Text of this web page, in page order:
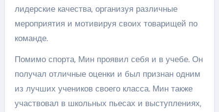
лидерские качества, организуя различные
мероприятия и мотивируя своих товарищей по
команде.
Помимо спорта, Мин проявил себя и в учебе. Он
получал отличные оценки и был признан одним
из лучших учеников своего класса. Мин также
участвовал в школьных пьесах и выступлениях,